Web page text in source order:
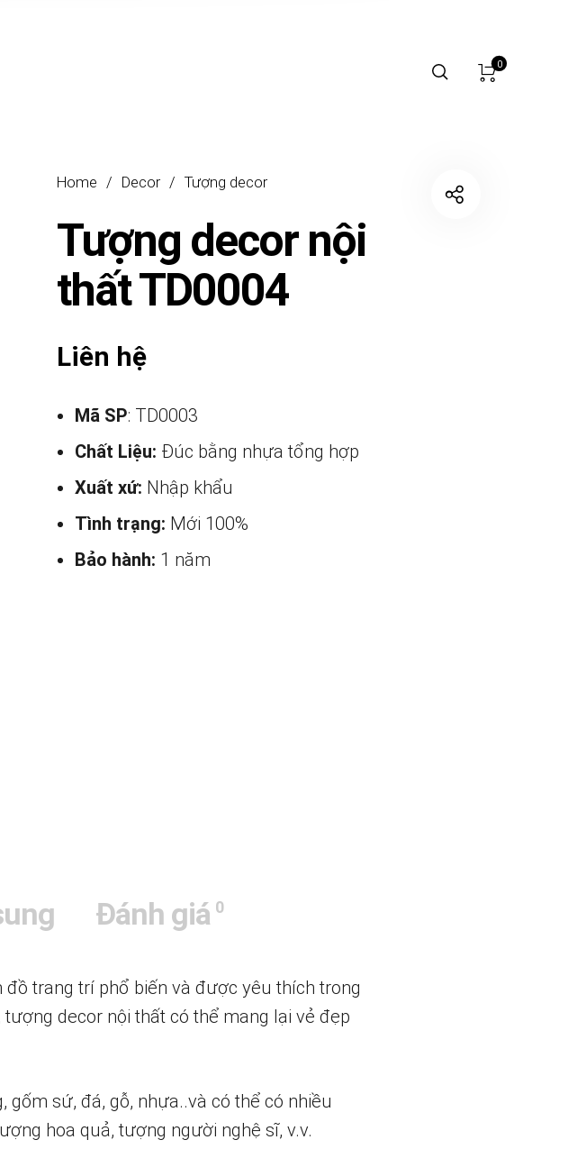
0
Home / Decor / Tượng decor
Tượng decor nội
thất TD0004
Liên hệ
Mã SP: TD0003
Chất Liệu: Đúc bằng nhựa tổng hợp
Xuất xứ: Nhập khẩu
Tình trạng: Mới 100%
Bảo hành: 1 năm
Đánh giá 0
trang trí phổ biến và được yêu thích trong
decor nội thất có thể mang lại vẻ đẹp
sứ, đá, gỗ, nhựa..và có thể có nhiều
hoa quả, tượng người nghệ sĩ, v.v.